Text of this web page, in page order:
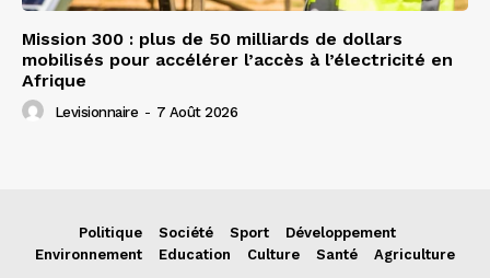
Mission 300 : plus de 50 milliards de dollars
mobilisés pour accélérer l’accès à l’électricité en
Afrique
Levisionnaire - 7 Août 2026
Politique Société Sport
Développement
Environnement
Education Culture Santé Agriculture